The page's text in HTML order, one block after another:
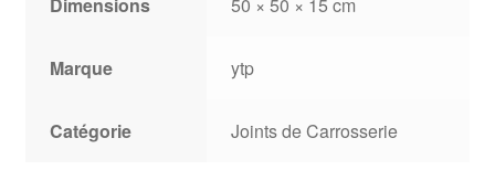
Dimensions 50 × 50 × 15 cm
Marque ytp
Catégorie Joints de Carrosserie